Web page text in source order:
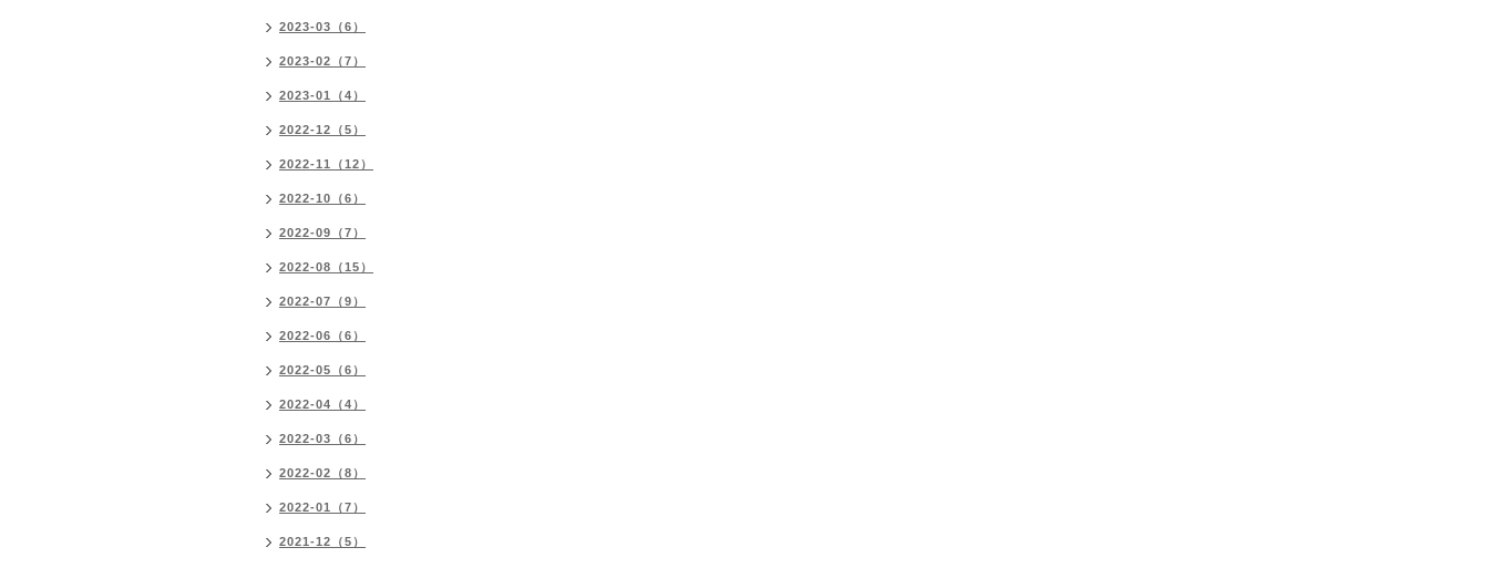
2023-03（6）
2023-02（7）
2023-01（4）
2022-12（5）
2022-11（12）
2022-10（6）
2022-09（7）
2022-08（15）
2022-07（9）
2022-06（6）
2022-05（6）
2022-04（4）
2022-03（6）
2022-02（8）
2022-01（7）
2021-12（5）